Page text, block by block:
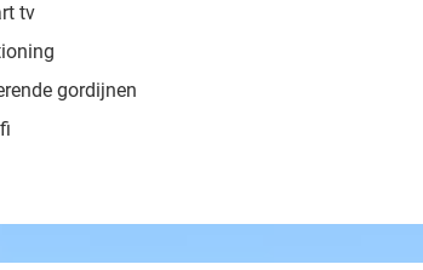
tv
gordijnen